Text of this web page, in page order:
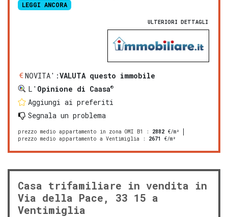
LEGGI ANCORA
ULTERIORI DETTAGLI
NOVITA':VALUTA questo immobile
L' Opinione di Caasa®
Aggiungi ai preferiti
Segnala un problema
prezzo medio appartamento in zona OMI B1 : 2882 €/m²
prezzo medio appartamento a Ventimiglia : 2671 €/m²
Casa trifamiliare in vendita in
Via della Pace, 33 15 a
Ventimiglia